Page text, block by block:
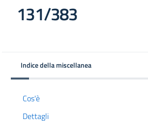
131/383
Indice della miscellanea
Cos'è
Dettagli